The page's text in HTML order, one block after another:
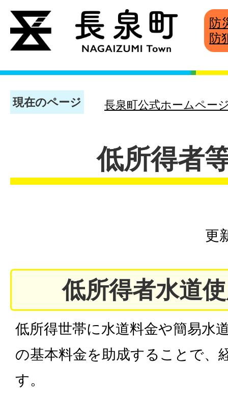
防
防
現在のページ 長泉町公式ホームペー
低所得者
更
低所得者水道
低所得世帯に水道料金や簡易水
の基本料金を助成することで、
す。